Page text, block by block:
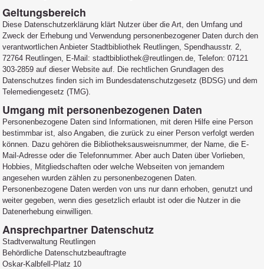
Geltungsbereich
Diese Datenschutzerklärung klärt Nutzer über die Art, den Umfang und
Zweck der Erhebung und Verwendung personenbezogener Daten durch den
verantwortlichen Anbieter Stadtbibliothek Reutlingen, Spendhausstr. 2,
72764 Reutlingen, E-Mail: stadtbibliothek@reutlingen.de, Telefon: 07121
303-2859 auf dieser Website auf. Die rechtlichen Grundlagen des
Datenschutzes finden sich im Bundesdatenschutzgesetz (BDSG) und dem
Telemediengesetz (TMG).
Umgang mit personenbezogenen Daten
Personenbezogene Daten sind Informationen, mit deren Hilfe eine Person
bestimmbar ist, also Angaben, die zurück zu einer Person verfolgt werden
können. Dazu gehören die Bibliotheksausweisnummer, der Name, die E-
Mail-Adresse oder die Telefonnummer. Aber auch Daten über Vorlieben,
Hobbies, Mitgliedschaften oder welche Webseiten von jemandem
angesehen wurden zählen zu personenbezogenen Daten.
Personenbezogene Daten werden von uns nur dann erhoben, genutzt und
weiter gegeben, wenn dies gesetzlich erlaubt ist oder die Nutzer in die
Datenerhebung einwilligen.
Ansprechpartner Datenschutz
Stadtverwaltung Reutlingen
Behördliche Datenschutzbeauftragte
Oskar-Kalbfell-Platz 10